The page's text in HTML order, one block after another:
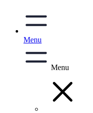
Menu
Menu